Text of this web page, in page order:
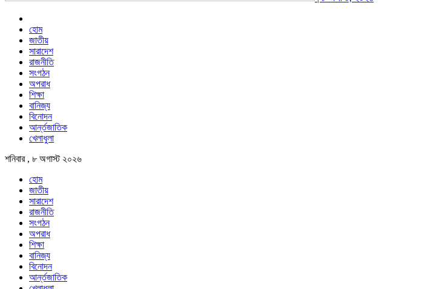
হোম
জাতীয়
সারাদেশ
রাজনীতি
সংগঠন
অপরাধ
শিক্ষা
বানিজ্য
বিনোদন
আর্ন্তজাতিক
খেলাধুলা
শনিবার , ৮ অগাস্ট ২০২৬
হোম
জাতীয়
সারাদেশ
রাজনীতি
সংগঠন
অপরাধ
শিক্ষা
বানিজ্য
বিনোদন
আর্ন্তজাতিক